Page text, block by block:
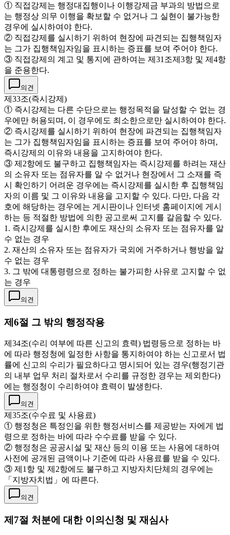
① 직접강제는 행정대집행이나 이행강제금 부과의 방법으로
는 행정상 의무 이행을 확보할 수 없거나 그 실현이 불가능한
경우에 실시하여야 한다.
② 직접강제를 실시하기 위하여 현장에 파견되는 집행책임자
는 그가 집행책임자임을 표시하는 증표를 보여 주어야 한다.
③ 직접강제의 계고 및 통지에 관하여는 제31조제3항 및 제4항
을 준용한다.
의견
제33조(즉시강제)
① 즉시강제는 다른 수단으로는 행정목적을 달성할 수 없는 경
우에만 허용되며, 이 경우에도 최소한으로만 실시하여야 한다.
② 즉시강제를 실시하기 위하여 현장에 파견되는 집행책임자
는 그가 집행책임자임을 표시하는 증표를 보여 주어야 하며,
즉시강제의 이유와 내용을 고지하여야 한다.
③ 제2항에도 불구하고 집행책임자는 즉시강제를 하려는 재산
의 소유자 또는 점유자를 알 수 없거나 현장에서 그 소재를 즉
시 확인하기 어려운 경우에는 즉시강제를 실시한 후 집행책임
자의 이름 및 그 이유와 내용을 고지할 수 있다. 다만, 다음 각
호에 해당하는 경우에는 게시판이나 인터넷 홈페이지에 게시
하는 등 적절한 방법에 의한 공고로써 고지를 갈음할 수 있다.
1. 즉시강제를 실시한 후에도 재산의 소유자 또는 점유자를 알
수 없는 경우
2. 재산의 소유자 또는 점유자가 국외에 거주하거나 행방을 알
수 없는 경우
3. 그 밖에 대통령령으로 정하는 불가피한 사유로 고지할 수 없
는 경우
의견
제6절 그 밖의 행정작용
제34조(수리 여부에 따른 신고의 효력) 법령등으로 정하는 바
에 따라 행정청에 일정한 사항을 통지하여야 하는 신고로서 법
률에 신고의 수리가 필요하다고 명시되어 있는 경우(행정기관
의 내부 업무 처리 절차로서 수리를 규정한 경우는 제외한다)
에는 행정청이 수리하여야 효력이 발생한다.
의견
제35조(수수료 및 사용료)
① 행정청은 특정인을 위한 행정서비스를 제공받는 자에게 법
령으로 정하는 바에 따라 수수료를 받을 수 있다.
② 행정청은 공공시설 및 재산 등의 이용 또는 사용에 대하여
사전에 공개된 금액이나 기준에 따라 사용료를 받을 수 있다.
③ 제1항 및 제2항에도 불구하고 지방자치단체의 경우에는
「지방자치법」에 따른다.
의견
제7절 처분에 대한 이의신청 및 재심사